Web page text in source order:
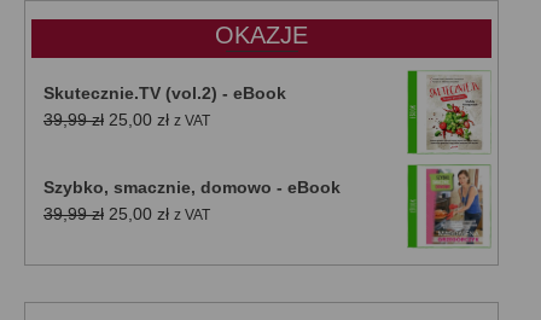
OKAZJE
Skutecznie.TV (vol.2) - eBook
39,99zł Pierwotna
39,99 zł.
25,00 złAktualna
25,00 zł.
z VAT
Szybko, smacznie, domowo - eBook
39,99zł Pierwotna
wynosiła:
25,00 złAktualna
wynosi:
z VAT